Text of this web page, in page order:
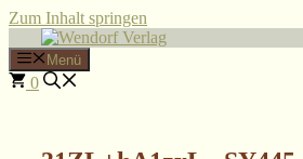
Zum Inhalt springen
Menü
0